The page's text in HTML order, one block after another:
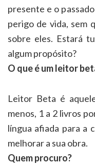
presente e o
perigo de vida, sem
sobre eles. Estará
algum propósito?
O que é um leitor
Leitor Beta é
menos, 1 a 2 livros
língua afiada para a
melhorar a sua obra.
Quem procuro?